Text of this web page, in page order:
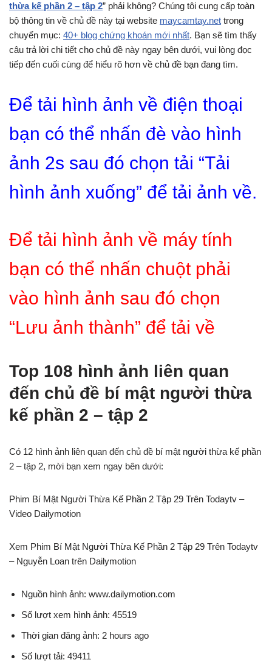
thừa kế phần 2 – tập 2” phải không? Chúng tôi cung cấp toàn
bộ thông tin về chủ đề này tại website maycamtay.net trong
chuyển mục: 40+ blog chứng khoán mới nhất. Bạn sẽ tìm thấy
câu trả lời chi tiết cho chủ đề này ngay bên dưới, vui lòng đọc
tiếp đến cuối cùng để hiểu rõ hơn về chủ đề bạn đang tìm.
Để tải hình ảnh về điện thoại
bạn có thể nhấn đè vào hình
ảnh 2s sau đó chọn tải “Tải
hình ảnh xuống” để tải ảnh về.
Để tải hình ảnh về máy tính
bạn có thể nhấn chuột phải
vào hình ảnh sau đó chọn
“Lưu ảnh thành” để tải về
Top 108 hình ảnh liên quan
đến chủ đề bí mật người thừa
kế phần 2 – tập 2
Có 12 hình ảnh liên quan đến chủ đề bí mật người thừa kế phần
2 – tập 2, mời bạn xem ngay bên dưới:
Phim Bí Mật Người Thừa Kế Phần 2 Tập 29 Trên Todaytv –
Video Dailymotion
Xem Phim Bí Mật Người Thừa Kế Phần 2 Tập 29 Trên Todaytv
– Nguyễn Loan trên Dailymotion
Nguồn hình ảnh: www.dailymotion.com
Số lượt xem hình ảnh: 45519
Thời gian đăng ảnh: 2 hours ago
Số lượt tải: 49411